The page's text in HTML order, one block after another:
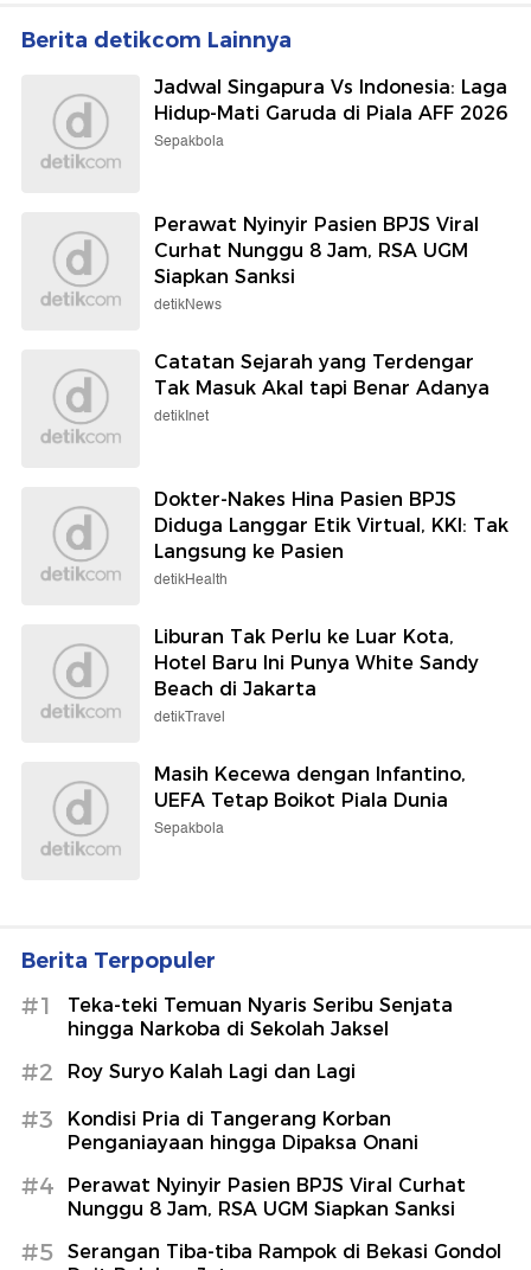
Berita detikcom Lainnya
Jadwal Singapura Vs Indonesia: Laga
Hidup-Mati Garuda di Piala AFF 2026
Sepakbola
Perawat Nyinyir Pasien BPJS Viral
Curhat Nunggu 8 Jam, RSA UGM
Siapkan Sanksi
detikNews
Catatan Sejarah yang Terdengar
Tak Masuk Akal tapi Benar Adanya
detikInet
Dokter-Nakes Hina Pasien BPJS
Diduga Langgar Etik Virtual, KKI: Tak
Langsung ke Pasien
detikHealth
Liburan Tak Perlu ke Luar Kota,
Hotel Baru Ini Punya White Sandy
Beach di Jakarta
detikTravel
Masih Kecewa dengan Infantino,
UEFA Tetap Boikot Piala Dunia
Sepakbola
Berita Terpopuler
#1
Teka-teki Temuan Nyaris Seribu Senjata
hingga Narkoba di Sekolah Jaksel
#2 Roy Suryo Kalah Lagi dan Lagi
#3
Kondisi Pria di Tangerang Korban
Penganiayaan hingga Dipaksa Onani
#4
Perawat Nyinyir Pasien BPJS Viral Curhat
Nunggu 8 Jam, RSA UGM Siapkan Sanksi
#5
Serangan Tiba-tiba Rampok di Bekasi Gondol